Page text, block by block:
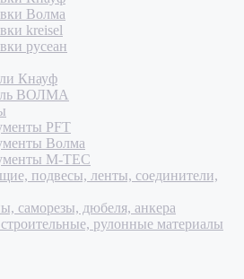
Волма
kreisel
русеан
Кнауф
ВОЛМА
PFT
Волма
M-TEC
подвесы, ленты, соединители,
саморезы, дюбеля, анкера
рулонные материалы